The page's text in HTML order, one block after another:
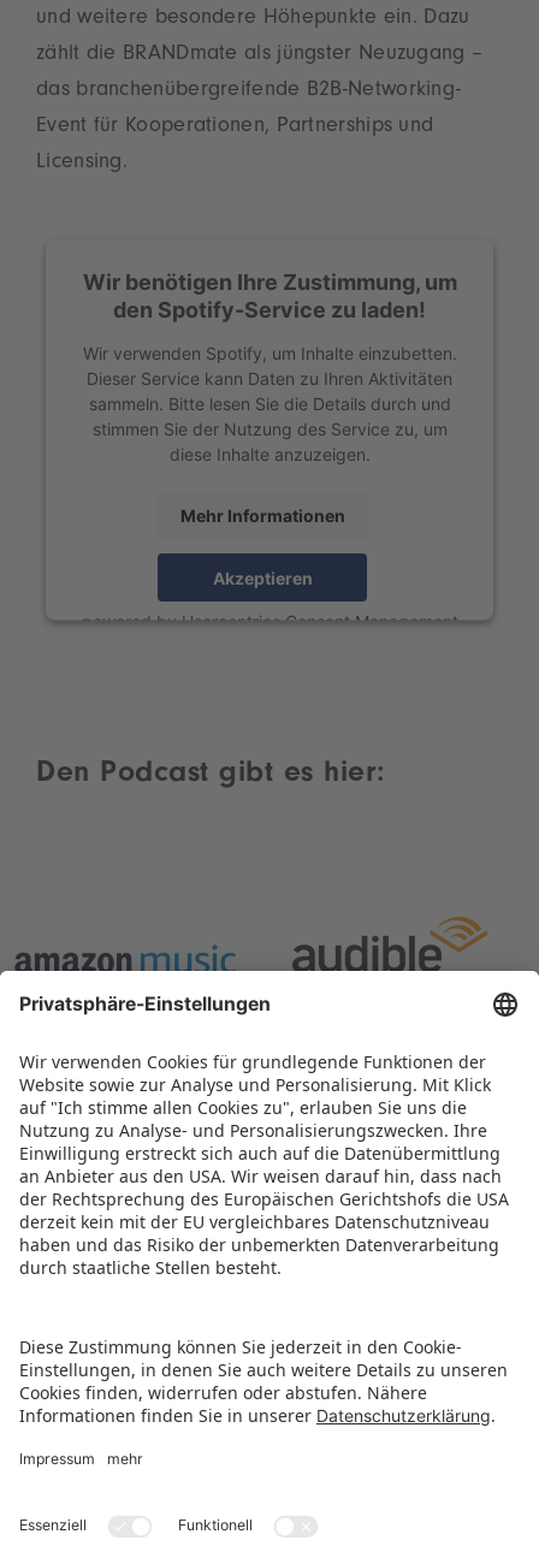
und weitere besondere Höhepunkte ein. Dazu
zählt die BRANDmate als jüngster Neuzugang –
das branchenübergreifende B2B-Networking-
Event für Kooperationen, Partnerships und
Licensing.
Wir benötigen Ihre Zustimmung, um
den Spotify-Service zu laden!
Wir verwenden Spotify, um Inhalte einzubetten.
Dieser Service kann Daten zu Ihren Aktivitäten
sammeln. Bitte lesen Sie die Details durch und
stimmen Sie der Nutzung des Service zu, um
diese Inhalte anzuzeigen.
Mehr Informationen
Akzeptieren
powered byUsercentrics Consent Management
Den Podcast gibt es hier: